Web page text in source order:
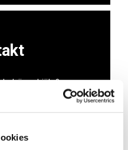
behöver hjälp?